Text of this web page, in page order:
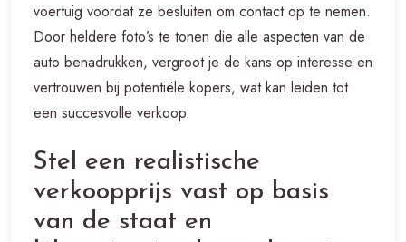
voertuig voordat ze besluiten om contact op te nemen.
Door heldere foto’s te tonen die alle aspecten van de
auto benadrukken, vergroot je de kans op interesse en
vertrouwen bij potentiële kopers, wat kan leiden tot
een succesvolle verkoop.
Stel een realistische
verkoopprijs vast op basis
van de staat en